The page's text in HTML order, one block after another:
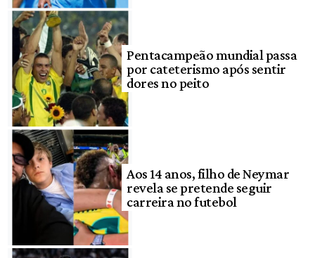
Pentacampeão mundial passa
por cateterismo após sentir
dores no peito
Aos 14 anos, filho de Neymar
revela se pretende seguir
carreira no futebol